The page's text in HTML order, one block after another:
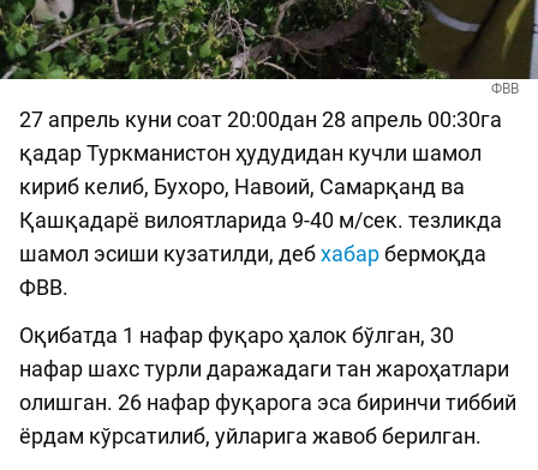
ФВВ
27 апрель куни соат 20:00дан 28 апрель 00:30га
қадар Туркманистон ҳудудидан кучли шамол
кириб келиб, Бухоро, Навоий, Самарқанд ва
Қашқадарё вилоятларида 9-40 м/сек. тезликда
шамол эсиши кузатилди, дебхабарбермоқда
ФВВ.
Оқибатда 1 нафар фуқаро ҳалок бўлган, 30
нафар шахс турли даражадаги тан жароҳатлари
олишган. 26 нафар фуқарога эса биринчи тиббий
ёрдам кўрсатилиб, уйларига жавоб берилган.